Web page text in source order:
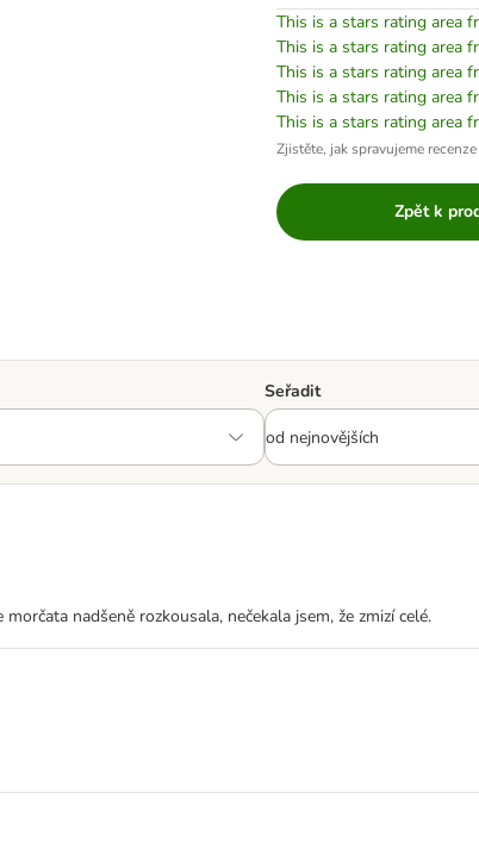
This is a stars rating area
This is a stars rating area
This is a stars rating area
This is a stars rating area
This is a stars rating area
Zjistěte, jak spravujeme recenze
Zpět k
Seřadit
nadšeně rozkousala, nečekala jsem, že zmizí celé.